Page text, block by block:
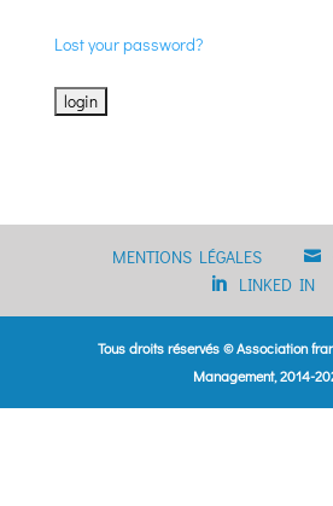
Lost your password?
MENTIONS LÉGALES
LINKED IN
Tous droits réservés © Association
Management, 2014-